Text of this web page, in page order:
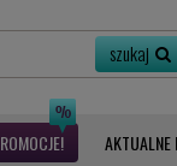
ROMOCJE AKTUALNE